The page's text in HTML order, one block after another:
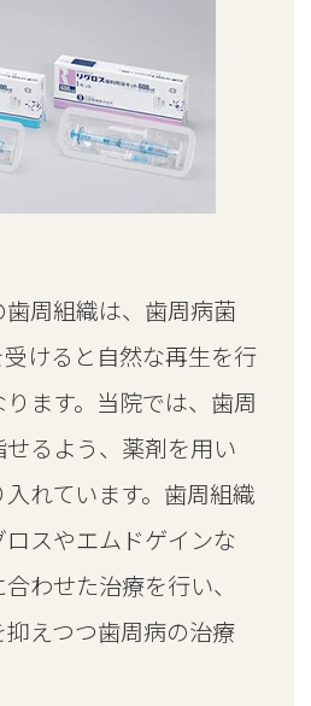
周組織は、歯周病菌
けると自然な再生を行
ます。当院では、歯周
るよう、薬剤を用い
れています。歯周組織
スやエムドゲインな
わせた治療を行い、
えつつ歯周病の治療